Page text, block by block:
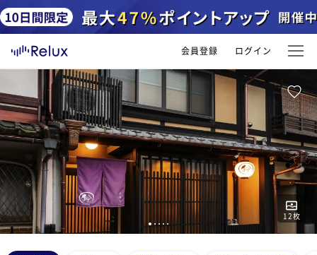
会員登録 ログイン
12枚
12 3 45